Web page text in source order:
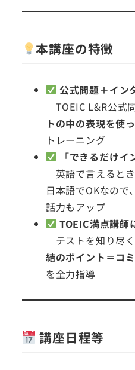
本講座の特徴
公式問題＋イン
TOEIC L&R公式
トの中の表現を使
トレーニング
「できるだけイ
英語で言えると
日本語でOKなので
話力もアップ
TOEIC満点講師
テストを知り尽く
結のポイント＝コ
を全力指導
講座日程等